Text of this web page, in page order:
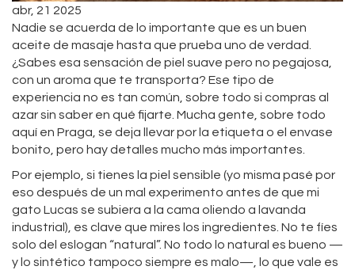
abr, 21 2025
Nadie se acuerda de lo importante que es un buen
aceite de masaje hasta que prueba uno de verdad.
¿Sabes esa sensación de piel suave pero no pegajosa,
con un aroma que te transporta? Ese tipo de
experiencia no es tan común, sobre todo si compras al
azar sin saber en qué fijarte. Mucha gente, sobre todo
aquí en Praga, se deja llevar por la etiqueta o el envase
bonito, pero hay detalles mucho más importantes.
Por ejemplo, si tienes la piel sensible (yo misma pasé por
eso después de un mal experimento antes de que mi
gato Lucas se subiera a la cama oliendo a lavanda
industrial), es clave que mires los ingredientes. No te fíes
solo del eslogan “natural”. No todo lo natural es bueno —
y lo sintético tampoco siempre es malo—, lo que vale es